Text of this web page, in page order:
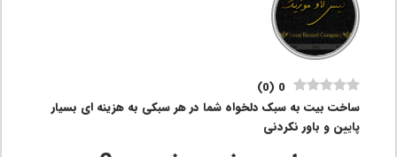
0
(
0
)
ساخت بیت به سبک دلخواه شما در هر سبکی به هزینه ای بسیار
پایین و باور نکردنی